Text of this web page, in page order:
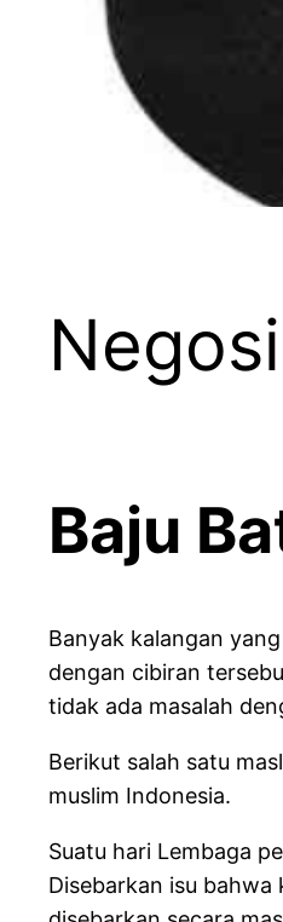
Baju
Banyak kalangan
dengan cibiran
tidak ada masalah
Berikut salah satu
muslim Indonesia.
Suatu hari Lembaga
Disebarkan isu